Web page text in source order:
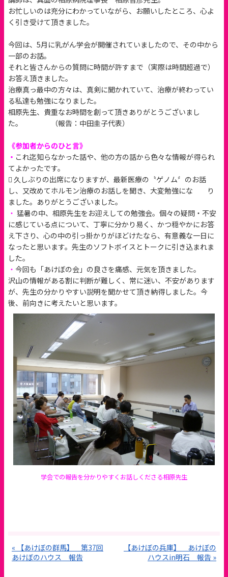
お忙しいのは充分にわかっていながら、お願いしたところ、心よ
く引き受けて頂きました。
今回は、5月に乳がん学会が開催されていましたので、その中から
一部のお話。
それと皆さんからの質問に時間が許すまで（実際は時間超過で）
お答え頂きました。
治療真っ最中の方々は、真剣に聞かれていて、治療が終わってい
る私達も勉強になりました。
相原先生、貴重なお時間を創って頂きありがとうございまし
た。 （報告：中田圭子代表）
《参加者からのひと言》
・ これ迄知らなかった話や、他の方の話から色々な情報が得られ
てよかったです。
 久しぶりの出席になりますが、最新医療の〝ゲノム〞のお話
し、又改めてホルモン治療のお話しを聞き、大変勉強にな り
ました。ありがとうございました。
・ 猛暑の中、相原先生をお迎えしての勉強会。個々の疑問・不安
に感じている点について、丁寧に分かり易く、かつ穏やかにお答
え下さり、心の中の引っ掛かりがほどけたなら、有意義な一日に
なったと思います。先生のソフトボイスとトークに引き込まれま
した。
・ 今回も「あけぼの会」の良さを痛感、元気を頂きました。
沢山の情報がある割に判断が難しく、常に迷い、不安があります
が、先生の分かりやすい説明を聞かせて頂き納得しました。今
後、前向きに考えたいと思います。
学会での報告を分かりやすくお話しくださる相原先生
« 【あけぼの群馬】 第37回
あけぼのハウス 報告
【あけぼの兵庫】 あけぼの
ハウスin明石 報告 »